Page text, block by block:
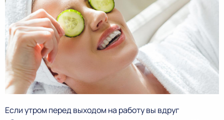
Если утром перед выходом на работу вы вдруг